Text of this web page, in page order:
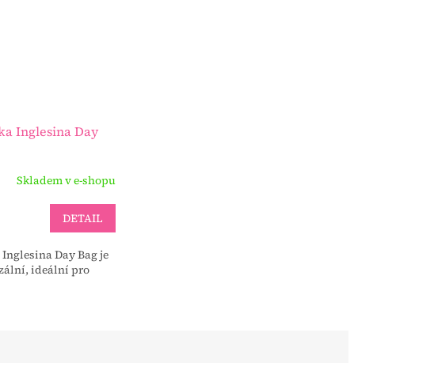
Inglesina Day
Skladem v e-shopu
DETAIL
Day Bag je
ideální pro